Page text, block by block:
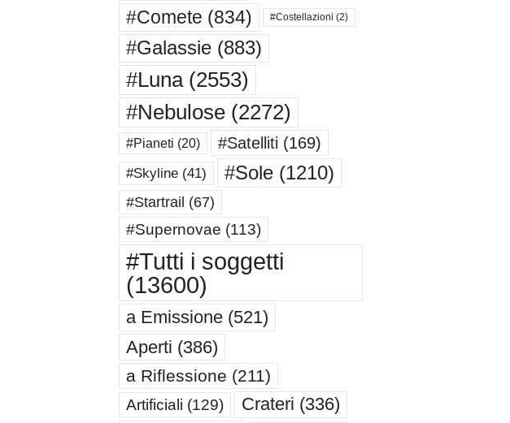
#Comete (834) #Costellazioni (2)
#Galassie(883)
#Luna(2553)
#Nebulose(2272)
#Pianeti (20) #Satelliti (169)
#Skyline(41) #Sole(1210)
#Startrail (67)
#Supernovae (113)
#Tutti i soggetti
(13600)
a Emissione(521)
Aperti (386)
a Riflessione (211)
Artificiali (129) Crateri (336)